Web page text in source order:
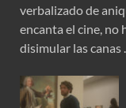
verbalizado de
encanta el cine, no
disimular las canas